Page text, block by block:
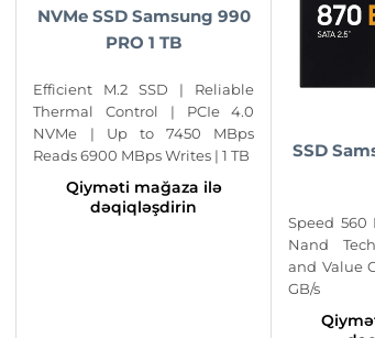
NVMe SSD Samsung 990
PRO 1 TB
Efficient M.2 SSD | Reliable
Thermal Control | PCIe 4.0
NVMe | Up to 7450 MBps
Reads 6900 MBps Writes | 1 TB
Qiyməti mağaza ilə
dəqiqləşdirin
SSD
Speed 560
Nand
and Value
GB/s